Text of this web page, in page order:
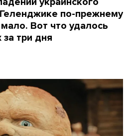
по-прежнему
Вот что удалось
за три дня